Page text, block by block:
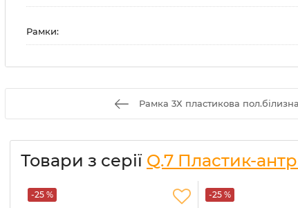
Рамки:
Рамка 3Х пластикова
Товари з серії Q.7 Пластик-
-25 % -25 %